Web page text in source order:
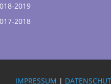
2019
2018
IMPRESSUM |